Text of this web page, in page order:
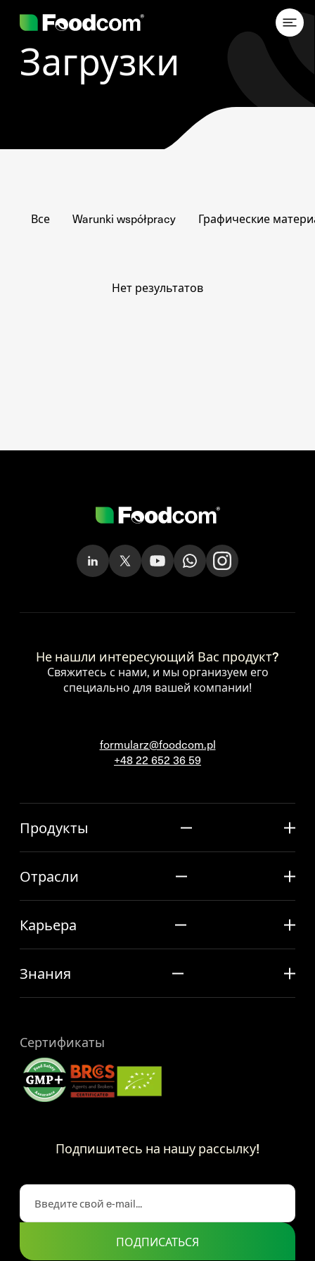
Загрузки
Все Warunki współpracy Графические
Нет результатов
Не нашли интересующий Вас продукт?
Свяжитесь с нами, и мы организуем его
специально для вашей компании!
formularz@foodcom.pl
+48 22 652 36 59
Продукты
Отрасли
Карьера
Знания
Сертификаты
Подпишитесь на нашу рассылку!
ПОДПИСАТЬСЯ